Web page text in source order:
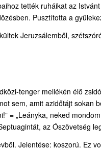
tették ruháikat az
Pusztította a
Jeruzsálemből,
tenger mellékén élő
sem, amit azidőtájt sokan
= „Leányka, neked
az Ószövetség
Jelentése: koszorú. Ez